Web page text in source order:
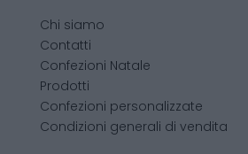
Chi siamo
Contatti
Confezioni Natale
Prodotti
Confezioni personalizzate
Condizioni generali di vendita